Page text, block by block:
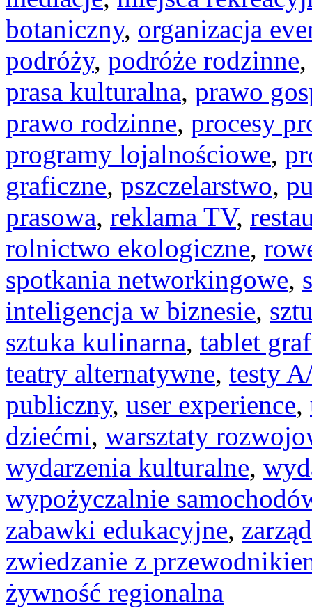
botaniczny, organizacja
podróży, podróże rodzinne
prasa kulturalna, prawo
prawo rodzinne, procesy
programy lojalnościowe,
graficzne, pszczelarstwo,
prasowa, reklama TV,
rolnictwo ekologiczne,
spotkania networkingowe,
inteligencja w biznesie,
sztuka kulinarna, tablet
teatry alternatywne, testy
publiczny, user experience,
dziećmi, warsztaty
wydarzenia kulturalne,
wypożyczalnie
zabawki edukacyjne,
zwiedzanie z
żywność regionalna